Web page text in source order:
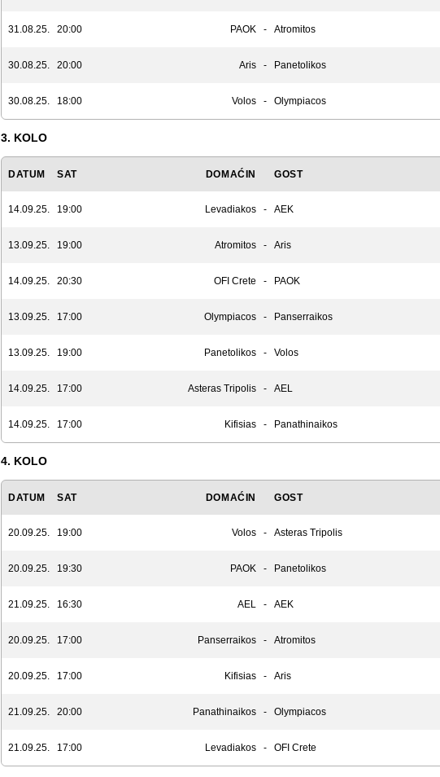
31.08.25. 20:00 PAOK - Atromitos
30.08.25. 20:00 Aris - Panetolikos
30.08.25. 18:00 Volos - Olympiacos
3. KOLO
DATUM SAT DOMAĆIN GOST
14.09.25. 19:00 Levadiakos - AEK
13.09.25. 19:00 Atromitos - Aris
14.09.25. 20:30 OFI Crete - PAOK
13.09.25. 17:00 Olympiacos - Panserraikos
13.09.25. 19:00 Panetolikos - Volos
14.09.25. 17:00 Asteras Tripolis - AEL
14.09.25. 17:00 Kifisias - Panathinaikos
4. KOLO
DATUM SAT DOMAĆIN GOST
20.09.25. 19:00 Volos - Asteras Tripolis
20.09.25. 19:30 PAOK - Panetolikos
21.09.25. 16:30 AEL - AEK
20.09.25. 17:00 Panserraikos - Atromitos
20.09.25. 17:00 Kifisias - Aris
21.09.25. 20:00 Panathinaikos - Olympiacos
21.09.25. 17:00 Levadiakos - OFI Crete